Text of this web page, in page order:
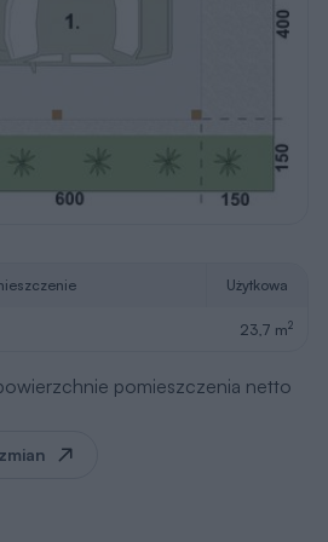
Użytkowa
23,7 m2
pomieszczenia netto